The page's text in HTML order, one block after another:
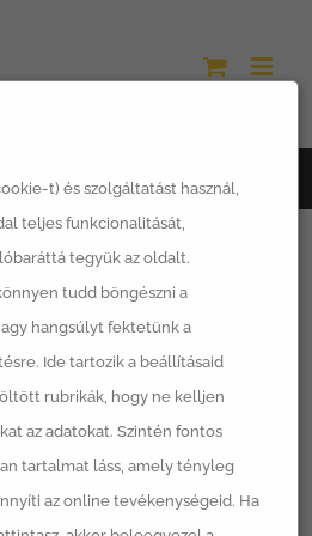
t) és szolgáltatást használ,
teljes funkcionalitását,
tegyük az oldalt.
tudd böngészni a
hangsúlyt fektetünk a
Ide tartozik a beállításaid
rubrikák, hogy ne kelljen
az adatokat. Szintén fontos
tartalmat láss, amely tényleg
az online tevékenységeid. Ha
Pomáz